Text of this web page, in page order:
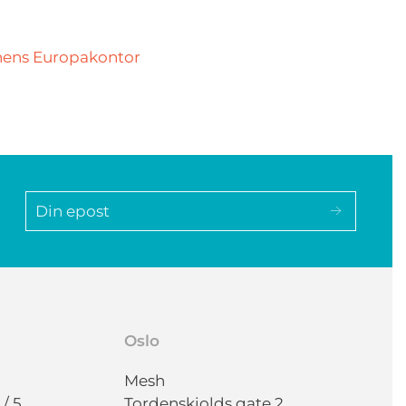
Europakontor
Oslo
Mesh